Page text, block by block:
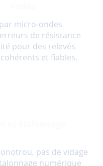
micro-ondes
de résistance
pour des relevés
et fiables.
pas de vidage
numérique